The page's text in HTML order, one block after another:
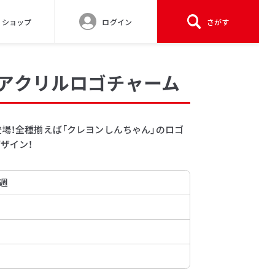
ショップ ログイン さがす
クリルロゴチャーム
全種揃えば「クレヨンしんちゃん」のロゴ
イン！